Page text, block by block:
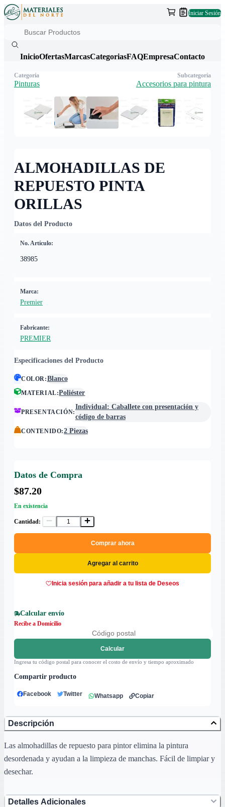
Iniciar Sesión
InicioOfertasMarcasCategoriasFAQEmpresaContacto
ALMOHADILLAS DE
REPUESTO PINTA
ORILLAS
Datos del Producto
No. Artículo:
38985
Marca:
Premier
Fabricante:
PREMIER
Especificaciones del Producto
COLOR:Blanco
MATERIAL:Poliéster
PRESENTACIÓN:
Individual: Caballete con presentación y
código de barras
CONTENIDO:2 Piezas
Datos de Compra
$87.20
En existencia
Cantidad:
Comprar ahora
Agregar al carrito
Inicia sesión para añadir a tu lista de Deseos
Calcular envío
Recibe a Domicilio
Calcular
Ingresa tu código postal para conocer el costo de envío y tiempo aproximado
Compartir producto
Facebook Twitter Whatsapp Copiar
Categoría
Pinturas
Subcategoría
Accesorios para pintura
Descripción
Las almohadillas de repuesto para pintor elimina la pintura
desordenada y ayudan a la limpieza de manchas. Fácil de limpiar y
desechar.
Detalles Adicionales